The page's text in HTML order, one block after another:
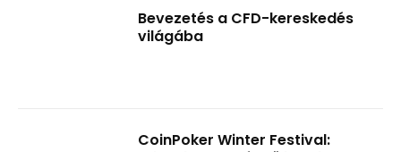
Bevezetés a CFD-kereskedés
világába
CoinPoker Winter Festival: